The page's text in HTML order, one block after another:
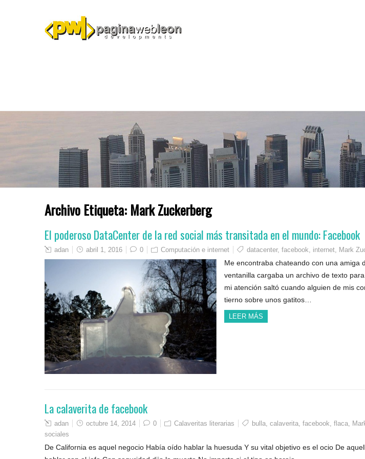
Archivo Etiqueta: Mark Zuckerberg
El poderoso DataCenter de la red social más transitada en el mundo: Facebook
adan abril 1, 2016 0 Computación e internet datacenter, facebook, internet, Mark
Me encontraba chateando con una amiga
ventanilla cargaba un archivo de texto
mi atención saltó cuando alguien de mis
tierno sobre unos gatitos…
LEER MÁS
La calaverita de facebook
adan octubre 14, 2014 0 Calaveritas literarias bulla calaverita facebook flaca
sociales
De California es aquel negocio Había oído hablar la huesuda Y su vital objetivo es el ocio De